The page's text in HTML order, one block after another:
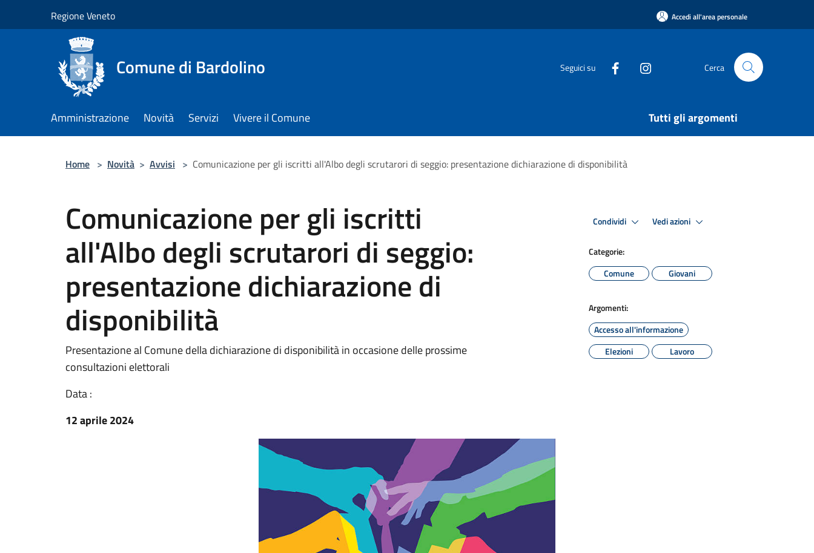
Regione Veneto Accedi all'area personale
Comune di Bardolino Seguici su Cerca
Amministrazione Novità Servizi Vivere il Comune Tutti gli argomenti
Home > Novità > Avvisi > Comunicazione per gli iscritti all'Albo degli scrutarori di seggio: presentazione dichiarazione di disponibilità
Comunicazione per gli iscritti
all'Albo degli scrutarori di seggio:
presentazione dichiarazione di
disponibilità
Presentazione al Comune della dichiarazione di disponibilità in occasione delle prossime
consultazioni elettorali
Data :
12 aprile 2024
Condividi Vedi azioni
Categorie:
Comune
Giovani
Argomenti:
Accesso all'informazione
Elezioni
Lavoro